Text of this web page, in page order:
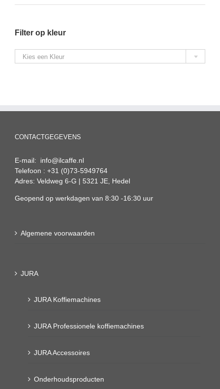
Filter op kleur

Kies een Kleur
CONTACTGEGEVENS
E-mail: info@ilcaffe.nl
Telefoon : +31 (0)73-5949764
Adres: Veldweg 6-G | 5321 JE, Hedel
Geopend op werkdagen van 8:30 -16:30 uur
Algemene voorwaarden
JURA
JURA Koffiemachines
JURA Professionele koffiemachines
JURA Accessoires
Onderhoudsproducten